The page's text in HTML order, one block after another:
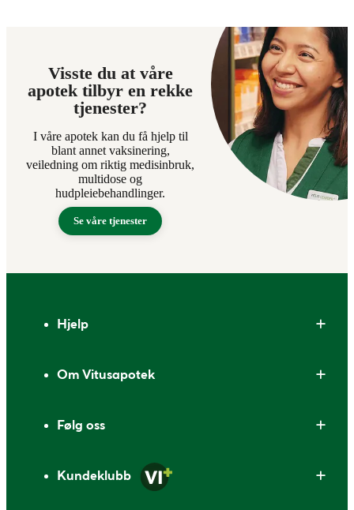
Visste du at våre
apotek tilbyr en rekke
tjenester?
I våre apotek kan du få hjelp til
blant annet vaksinering,
veiledning om riktig medisinbruk,
multidose og
hudpleiebehandlinger.
Se våre tjenester
Hjelp
Om Vitusapotek
Følg oss
Kundeklubb